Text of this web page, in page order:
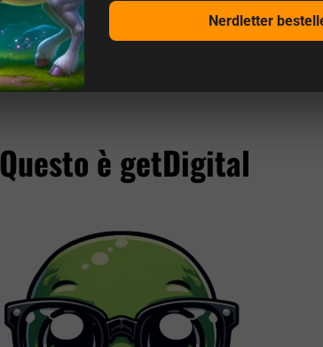
Altre recensioni da noi e dalle fonti
Questo è getDigital
Nerdletter